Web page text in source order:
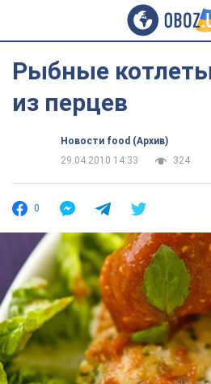
Рыбные
из перцев
Новости food (Архив)
29.04.2010 14:33
324
0